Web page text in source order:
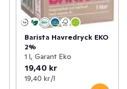
Barista Havredryck EKO
2%
1 l, Garant Eko
19,40 kr
19,40 kr /l